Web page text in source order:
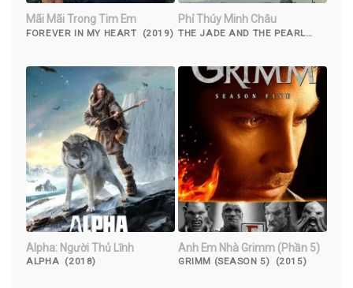
Mãi Mãi Trong Tim Em
FOREVER IN MY HEART (2019)
Phỉ Thúy Minh Châu
THE JADE AND THE PEARL
Alpha: Người Thủ Lĩnh
ALPHA (2018)
Anh Em Nhà Grimm (Phần 5)
GRIMM (SEASON 5) (2015)